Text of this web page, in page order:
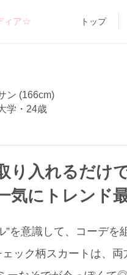
ィア☆ トップ
ン (166cm)
学・24歳
り入れるだけ
気にトレンド
”を意識して、コーデ
ック柄スカートは、